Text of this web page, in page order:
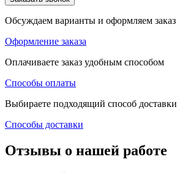
Обсуждаем варианты и оформляем заказ
Оформление заказа
Оплачиваете заказ удобным способом
Способы оплаты
Выбираете подходящий способ доставки
Способы доставки
Отзывы о нашей работе